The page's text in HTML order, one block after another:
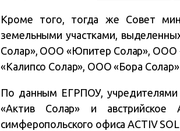
Кроме того, тогда же Совет
земельными участками,
Солар», ООО «Юпитер Солар», ООО
«Калипсо Солар», ООО «Бора
По данным ЕГРПОУ, учредителями
«Актив Солар» и
симферопольского офиса ACTIV